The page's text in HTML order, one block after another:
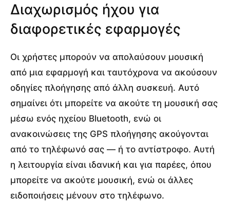
Διαχωρισμός ήχου για
διαφορετικές εφαρμογές
Οι χρήστες μπορούν να απολαύσουν μουσική
από μια εφαρμογή και ταυτόχρονα να ακούσουν
οδηγίες πλοήγησης από άλλη συσκευή. Αυτό
σημαίνει ότι μπορείτε να ακούτε τη μουσική σας
μέσω ενός ηχείου Bluetooth, ενώ οι
ανακοινώσεις της GPS πλοήγησης ακούγονται
από το τηλέφωνό σας — ή το αντίστροφο. Αυτή
η λειτουργία είναι ιδανική και για παρέες, όπου
μπορείτε να ακούτε μουσική, ενώ οι άλλες
ειδοποιήσεις μένουν στο τηλέφωνο.